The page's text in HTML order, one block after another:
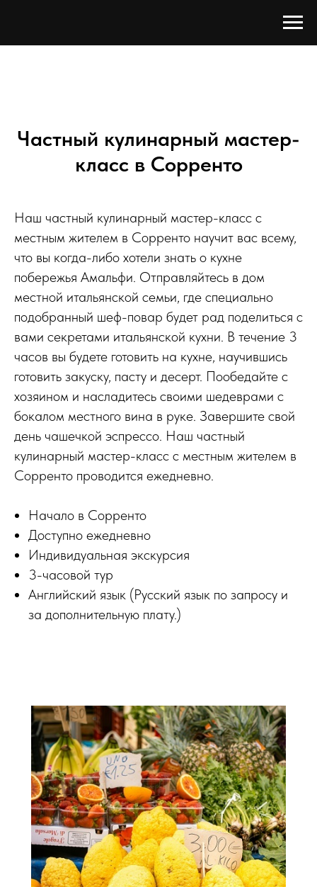
Частный кулинарный мастер-
класс в Сорренто
Наш частный кулинарный мастер-класс с
местным жителем в Сорренто научит вас всему,
что вы когда-либо хотели знать о кухне
побережья Амальфи. Отправляйтесь в дом
местной итальянской семьи, где специально
подобранный шеф-повар будет рад поделиться с
вами секретами итальянской кухни. В течение 3
часов вы будете готовить на кухне, научившись
готовить закуску, пасту и десерт. Пообедайте с
хозяином и насладитесь своими шедеврами с
бокалом местного вина в руке. Завершите свой
день чашечкой эспрессо. Наш частный
кулинарный мастер-класс с местным жителем в
Сорренто проводится ежедневно.
Начало в Сорренто
Доступно ежедневно
Индивидуальная экскурсия
3-часовой тур
Английский язык (Русский язык по запросу и
за дополнительную плату.)